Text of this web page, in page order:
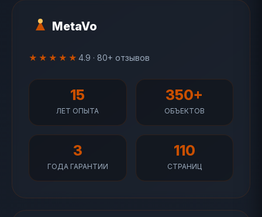
MetaVo
★★★★★ 4.9 · 80+ отзывов
15
ЛЕТ ОПЫТА
350+
ОБЪЕКТОВ
3
ГОДА ГАРАНТИИ
110
СТРАНИЦ